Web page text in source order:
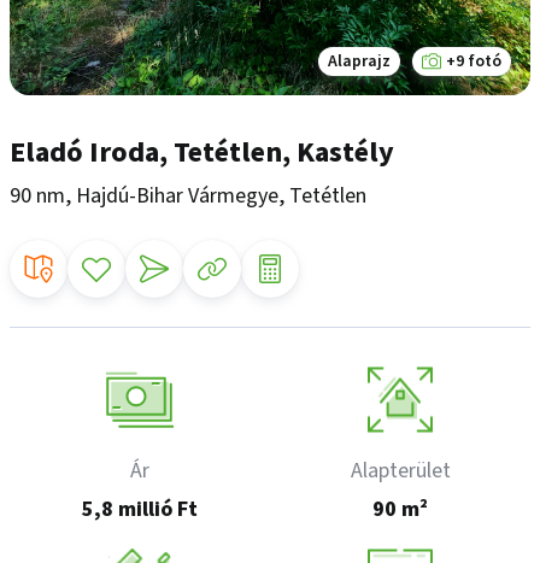
Alaprajz +9 fotó
Eladó Iroda, Tetétlen, Kastély
90 nm, Hajdú-Bihar Vármegye, Tetétlen
Ár
5,8 millió Ft
Alapterület
90 m²